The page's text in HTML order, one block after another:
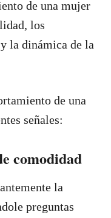
de una mujer
los
y la dinámica de la
de una
señales:
comodidad
la
preguntas